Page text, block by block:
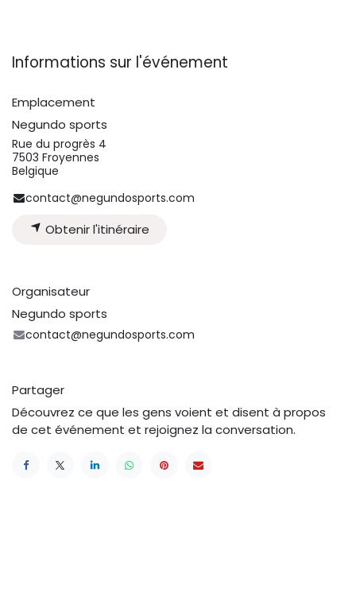
Informations sur l'événement
Emplacement
Negundo sports
Rue du progrès 4
7503 Froyennes
Belgique
contact@negundosports.com
Obtenir l'itinéraire
Organisateur
Negundo sports
contact@negundosports.com
Partager
Découvrez ce que les gens voient et disent à propos
de cet événement et rejoignez la conversation.